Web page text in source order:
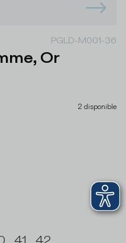
PGLD-M001-36
Or
2 disponible